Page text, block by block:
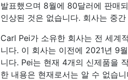
발표했으며 8월에 80달러에 판매
인상된 것은 없습니다. 회사는 중
Carl Pei가 소유한 회사는 전 세계
니다. 이 회사는 이전에 2021년 9
니다. Pei는 현재 4개의 신제품을
한 내용은 현재로서는 알 수 없습